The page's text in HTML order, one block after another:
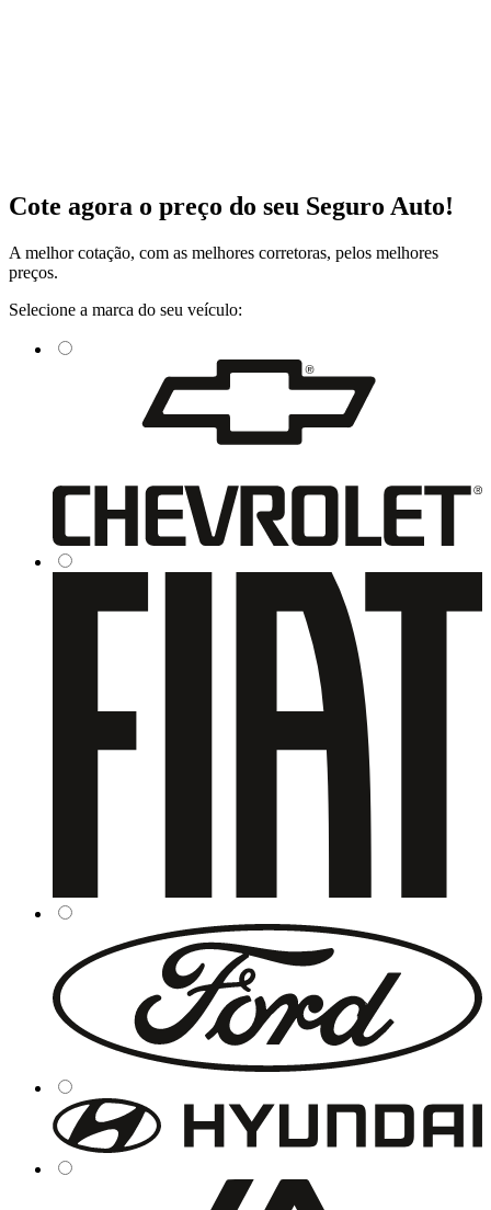
Cote agora o preço do seu Seguro Auto!
A melhor cotação, com as melhores corretoras, pelos melhores
preços.
Selecione a marca do seu veículo: